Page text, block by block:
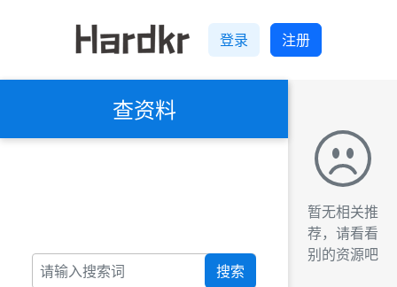
登录 注册
查资料
搜索
暂无相关推
荐，请看看
别的资源吧